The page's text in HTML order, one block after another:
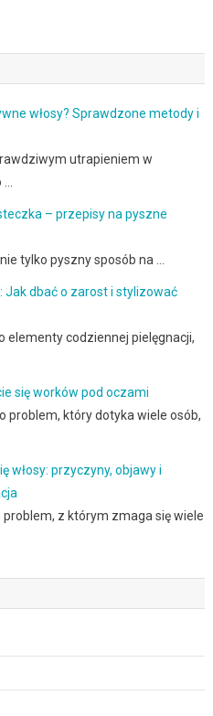
włosy? Sprawdzone metody i
utrapieniem w
– przepisy na pyszne
tylko pyszny sposób na …
Jak dbać o zarost i stylizować
elementy codziennej pielęgnacji,
się worków pod oczami
problem, który dotyka wiele osób,
włosy: przyczyny, objawy i
problem, z którym zmaga się wiele